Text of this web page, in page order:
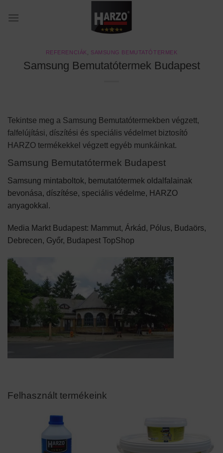
REFERENCIÁK SAMSUNG BEMUTATÓTERMEK
Samsung Bemutatótermek Budapest
Tekintse meg a Samsung Bemutatótermekben végzett,
falfelújítási, díszítési és speciális védelmet biztosító
HARZO termékekkel végzett egyéb munkáinkat.
Samsung Bemutatótermek Budapest
Samsung mintaboltok, bemutatótermek oldalfalainak
bevonása, díszítése, speciális védelme, HARZO
anyagokkal.
Media Markt Budapest: Mammut, Árkád, Pólus, Budaörs,
Debrecen, Győr, Budapest TopShop
Felhasznált termékeink